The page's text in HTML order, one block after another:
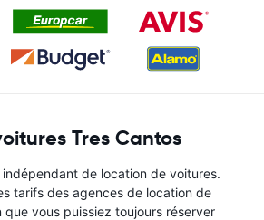
Tres Cantos
indépendant de location de voitures.
tarifs des agences de location de
vous puissiez toujours réserver